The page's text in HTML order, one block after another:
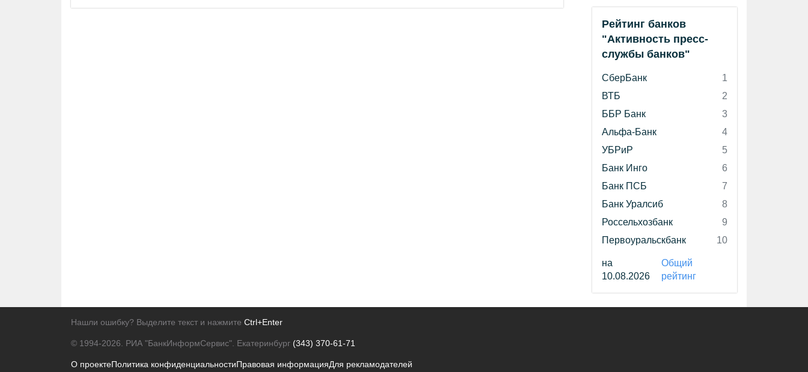
Рейтинг банков
"Активность пресс-
службы банков"
СберБанк
1
ВТБ
2
ББР Банк
3
Альфа-Банк
4
УБРиР
5
Банк Инго
6
Банк ПСБ
7
Банк Уралсиб
8
Россельхозбанк
9
Первоуральскбанк
10
на
10.08.2026
Общий
рейтинг
Нашли ошибку? Выделите текст и нажмите Ctrl+Enter
© 1994-2026. РИА "БанкИнформСервис". Екатеринбург (343) 370-61-71
О проектеПолитика конфиденциальностиПравовая информацияДля рекламодателей